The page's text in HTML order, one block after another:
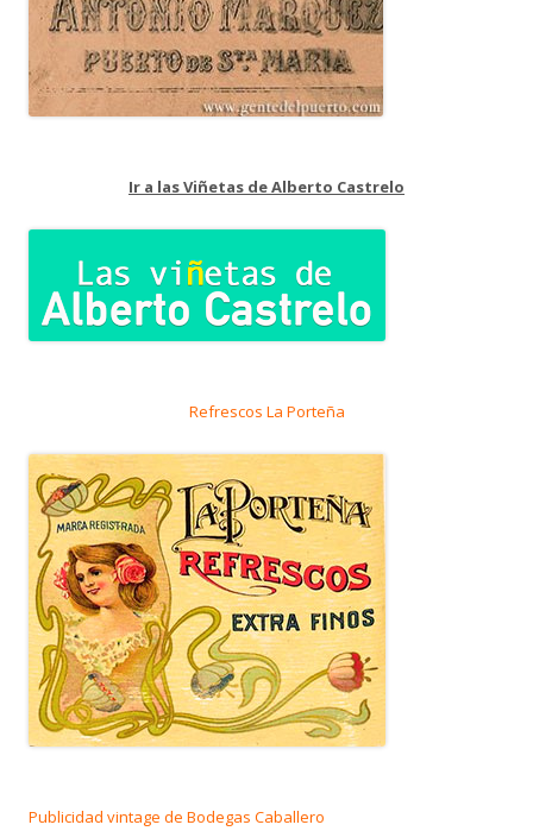
Ir a las Viñetas de Alberto Castrelo
Refrescos La Porteña
Publicidad vintage de Bodegas Caballero